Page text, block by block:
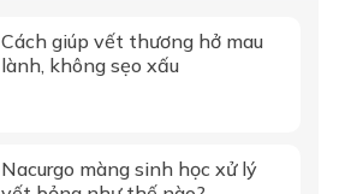
Cách giúp vết thương hở mau
lành, không sẹo xấu
Nacurgo màng sinh học xử lý